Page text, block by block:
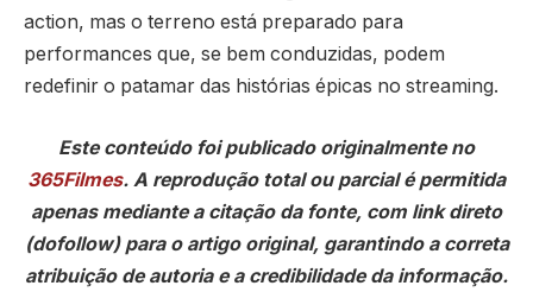
action, mas o terreno está preparado para
performances que, se bem conduzidas, podem
redefinir o patamar das histórias épicas no streaming.
Este conteúdo foi publicado originalmente no
365Filmes. A reprodução total ou parcial é permitida
apenas mediante a citação da fonte, com link direto
(dofollow) para o artigo original, garantindo a correta
atribuição de autoria e a credibilidade da informação.